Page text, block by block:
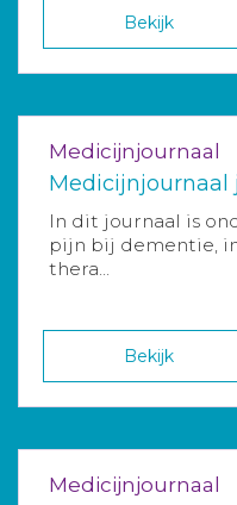
Bekijk
Medicijnjournaal
Medicijnjournaal
In dit journaal is
pijn bij dementie,
thera...
Bekijk
Medicijnjournaal